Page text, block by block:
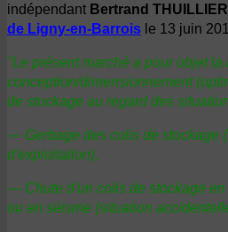
indépendant Bertrand THUILLIER
de Ligny-en-Barrois le 13 juin
"Le présent marché a pour objet la
conception/dimensionnement
de stockage au regard des
— Gerbage des colis de stockage
d'exploitation),
— Chute d'un colis de stockage en
ou en séisme (situation